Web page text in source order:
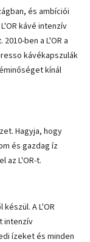
és ambíciói
kávé intenzív
ben a L'OR a
kávékapszulák
kínál
Hagyja, hogy
és gazdag íz
az L'OR-t.
A L'OR
intenzív
ízeket és minden